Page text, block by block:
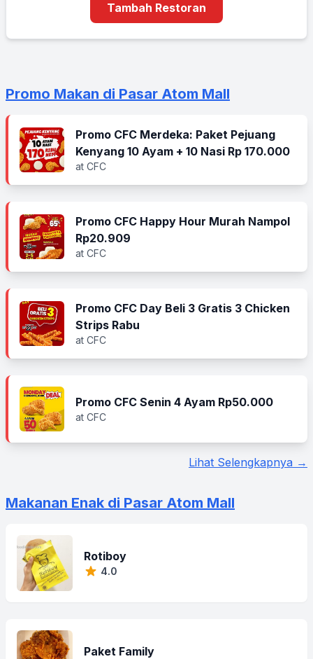
Tambah Restoran
Promo Makan di Pasar Atom Mall
Promo CFC Merdeka: Paket Pejuang
Kenyang 10 Ayam + 10 Nasi Rp 170.000
at CFC
Promo CFC Happy Hour Murah Nampol
Rp20.909
at CFC
Promo CFC Day Beli 3 Gratis 3 Chicken
Strips Rabu
at CFC
Promo CFC Senin 4 Ayam Rp50.000
at CFC
Lihat Selengkapnya →
Makanan Enak di Pasar Atom Mall
Rotiboy
4.0
Paket Family